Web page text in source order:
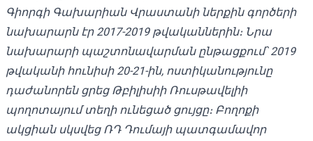
Գիորգի Գախարիան Վրաստանի ներքին գործերի
նախարարն էր 2017-2019 թվականներին։ Նրա
նախարարի պաշտոնավարման ընթացքում՝ 2019
թվականի հունիսի 20-21-ին, ոստիկանությունը
դաժանորեն ցրեց Թբիլիսիի Ռուսթավելիի
պողոտայում տեղի ունեցած ցույցը։ Բողոքի
ակցիան սկսվեց ՌԴ Դումայի պատգամավոր